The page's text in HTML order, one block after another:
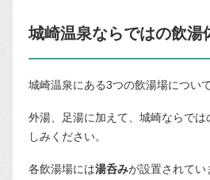
城崎温泉ならではの飲湯
城崎温泉にある3つの飲湯場につい
外湯、足湯に加えて、城崎ならで
しみください。
各飲湯場には湯呑みが設置されてい